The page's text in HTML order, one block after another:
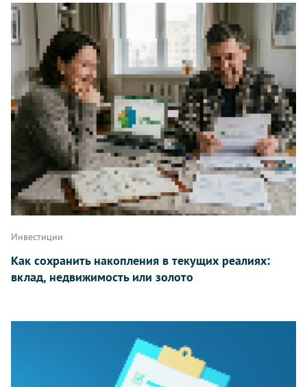
Инвестиции
Как сохранить накопления в текущих реалиях:
вклад, недвижимость или золото